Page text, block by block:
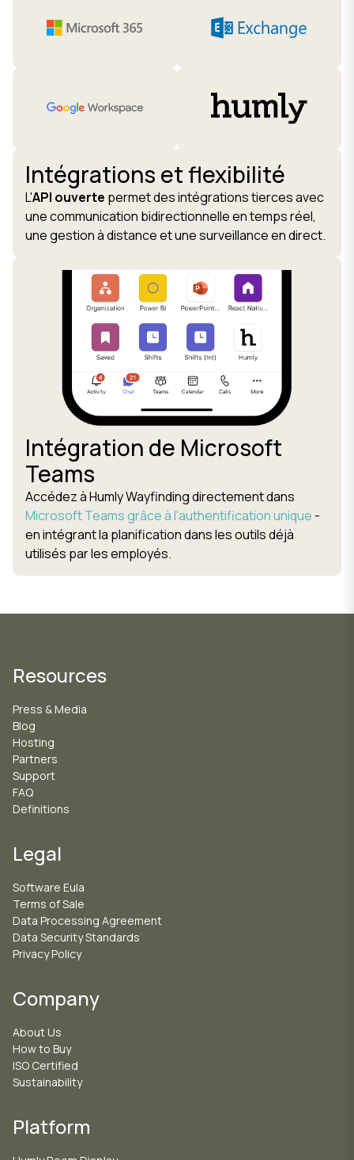
Intégrations et flexibilité
L'API ouverte permet des intégrations tierces avec
une communication bidirectionnelle en temps réel,
une gestion à distance et une surveillance en direct.
Intégration de Microsoft
Teams
Accédez à Humly Wayfinding directement dans
Microsoft Teams grâce à l'authentification unique -
en intégrant la planification dans les outils déjà
utilisés par les employés.
Resources
Press & Media
Blog
Hosting
Partners
Support
FAQ
Definitions
Legal
Software Eula
Terms of Sale
Data Processing Agreement
Data Security Standards
Privacy Policy
Company
About Us
How to Buy
ISO Certified
Sustainability
Platform